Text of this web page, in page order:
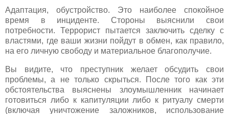
Адаптация, обустройство. Это наиболее спокойное
время в инциденте. Стороны выяснили свои
потребности. Террорист пытается заключить сделку с
властями, где ваши жизни пойдут в обмен, как правило,
на его личную свободу и материальное благополучие.
Вы видите, что преступник желает обсудить свои
проблемы, а не только скрыться. После того как эти
обстоятельства выяснены злоумышленник начинает
готовиться либо к капитуляции либо к ритуалу смерти
(включая уничтожение заложников, использование